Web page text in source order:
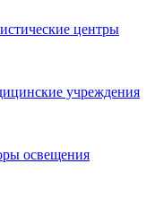
центры
учреждения
освещения